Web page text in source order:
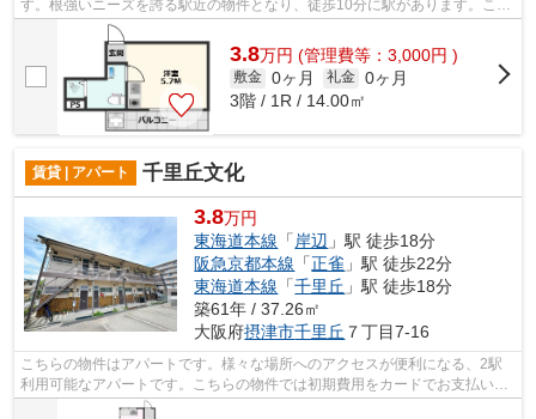
す。根強いニーズを誇る駅近の物件となり、徒歩10分に駅があります。こち
らの物件はマンションです。遮音性が...
3.8万円 (管理費等：3,000円 )
敷金 0ヶ月 礼金 0ヶ月
3階 / 1R / 14.00㎡
賃貸 | アパート 千里丘文化
3.8万円
東海道本線 「岸辺 」駅 徒歩18分
阪急京都本線 「正雀 」駅 徒歩22分
東海道本線 「千里丘 」駅 徒歩18分
築61年 / 37.26㎡
大阪府摂津市千里丘 ７丁目7-16
こちらの物件はアパートです。様々な場所へのアクセスが便利になる、2駅
利用可能なアパートです。こちらの物件では初期費用をカードでお支払いい
ただけます。最上階のアパートです。ご...